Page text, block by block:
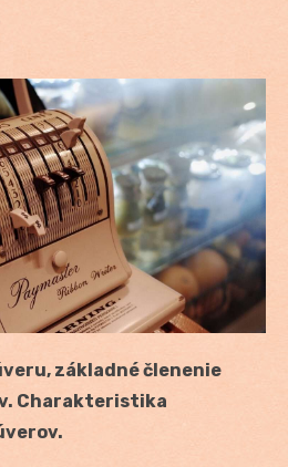
základné členenie
Charakteristika